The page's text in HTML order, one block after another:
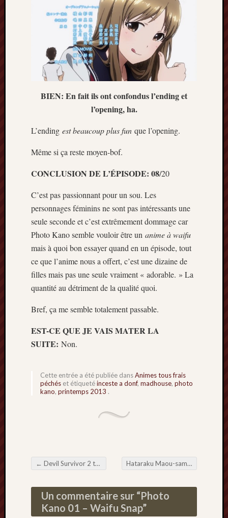
BIEN: En fait ils ont confondus l’ending et
l’opening, ha.
L’ending est beaucoup plus fun que l’opening.
Même si ça reste moyen-bof.
CONCLUSION DE L’ÉPISODE: 08/20
C’est pas passionnant pour un sou. Les
personnages féminins ne sont pas intéressants une
seule seconde et c’est extrêmement dommage car
Photo Kano semble vouloir être un anime à waifu
mais à quoi bon essayer quand en un épisode, tout
ce que l’anime nous a offert, c’est une dizaine de
filles mais pas une seule vraiment « adorable. » La
quantité au détriment de la qualité quoi.
Bref, ça me semble totalement passable.
EST-CE QUE JE VAIS MATER LA
SUITE: Non.
Cette entrée a été publiée dansAnimes tous frais
péchés et étiquetéinceste a donf, madhouse, photo
kano, printemps 2013 .
Navigation de l'article
← Devil Survivor 2 the Animation 01 – Avez-vous déjà vu? Un cornet de glace qui vole Hataraku Maou-sama! 01 – Maou’s Bizarre Adventure
Un commentaire sur “Photo
Kano 01 – Waifu Snap”